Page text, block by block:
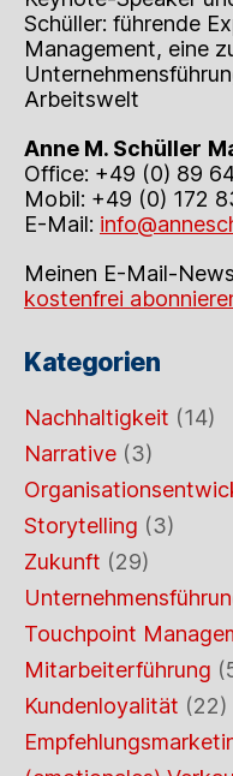
Schüller: führende
Management, eine
Arbeitswelt
Anne M. Schüller
Office: +49 (0) 89
Mobil: +49 (0) 172
E-Mail:
Meinen E-Mail-
kostenfrei
Kategorien
Nachhaltigkeit (14)
Narrative (3)
Storytelling (3)
Zukunft (29)
Touchpoint
Mitarbeiterführung
Kundenloyalität (22)